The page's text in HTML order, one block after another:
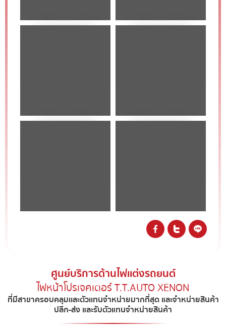
ศูนย์บริการด้านไฟเเต่งรถยนต์
ไฟหน้าโปรเจคเตอร์ T.T.AUTO XENON​
ที่มีสาขาครอบคลุมเเละตัวเเทนจำหน่ายมากที่สุด และจำหน่ายสินค้า
ปลีก-ส่ง และรับตัวแทนจำหน่ายสินค้า